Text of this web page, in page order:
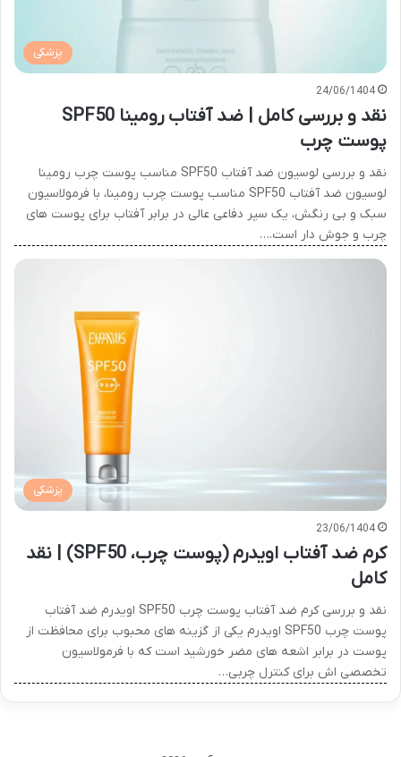
پزشکی
24/06/1404
نقد و بررسی کامل | ضد آفتاب رومینا SPF50
پوست چرب
نقد و بررسی لوسیون ضد آفتاب SPF50 مناسب پوست چرب رومینا
لوسیون ضد آفتاب SPF50 مناسب پوست چرب رومینا، با فرمولاسیون
سبک و بی رنگش، یک سپر دفاعی عالی در برابر آفتاب برای پوست های
چرب و جوش دار است.…
پزشکی
23/06/1404
کرم ضد آفتاب اویدرم (پوست چرب، SPF50) | نقد
کامل
نقد و بررسی کرم ضد آفتاب پوست چرب SPF50 اویدرم ضد آفتاب
پوست چرب SPF50 اویدرم یکی از گزینه های محبوب برای محافظت از
پوست در برابر اشعه های مضر خورشید است که با فرمولاسیون
تخصصی اش برای کنترل چربی…